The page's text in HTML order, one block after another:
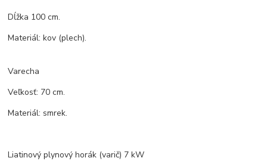
Dĺžka 100 cm.
Materiál: kov (plech).
Varecha
Veľkosť: 70 cm.
Materiál: smrek.
Liatinový plynový horák (varič) 7 kW